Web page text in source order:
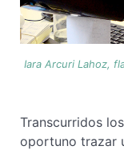
Iara Arcuri Lahoz,
Transcurridos
oportuno trazar